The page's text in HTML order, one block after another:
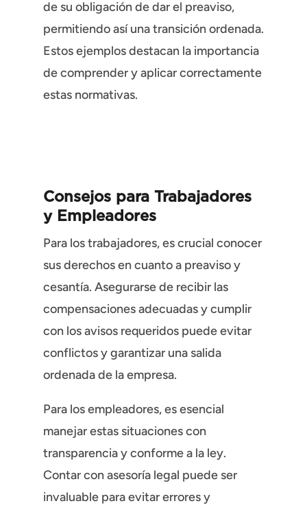
de su obligación de dar el preaviso,
permitiendo así una transición ordenada.
Estos ejemplos destacan la importancia
de comprender y aplicar correctamente
estas normativas.
Consejos para Trabajadores
y Empleadores
Para los trabajadores, es crucial conocer
sus derechos en cuanto a preaviso y
cesantía. Asegurarse de recibir las
compensaciones adecuadas y cumplir
con los avisos requeridos puede evitar
conflictos y garantizar una salida
ordenada de la empresa.
Para los empleadores, es esencial
manejar estas situaciones con
transparencia y conforme a la ley.
Contar con asesoría legal puede ser
invaluable para evitar errores y